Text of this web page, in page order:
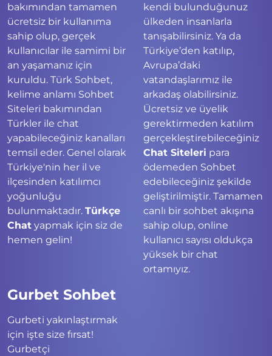
bakımından tamamen
ücretsiz bir kullanıma
sahip olup, gerçek
kullanıcılar ile samimi bir
an yaşamanız için
kuruldu. Türk Sohbet,
kelime anlamı Sohbet
Siteleri bakımından
Türkler ile chat
yapabileceğiniz kanalları
temsil eder. Genel olarak
Türkiye'nin her il ve
ilçesinden katılımcı
yoğunluğu
bulunmaktadır. Türkçe
Chat yapmak için siz de
hemen gelin!
kendi bulunduğunuz
ülkeden insanlarla
tanışabilirsiniz. Ya da
Türkiye’den katılıp,
Avrupa’daki
vatandaşlarımız ile
arkadaş olabilirsiniz.
Ücretsiz ve üyelik
gerektirmeden katılım
gerçekleştirebileceğiniz
Chat Siteleri para
ödemeden Sohbet
edebileceğiniz şekilde
geliştirilmiştir. Tamamen
canlı bir sohbet akışına
sahip olup, online
kullanıcı sayısı oldukça
yüksek bir chat
ortamıyız.
Gurbet Sohbet
Gurbeti yakınlaştırmak
için işte size fırsat!
Gurbetçi